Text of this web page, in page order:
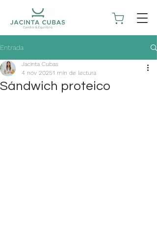
Entrada
Sándwich proteico
Jacinta Cubas
4 nov 20251 min de lectura